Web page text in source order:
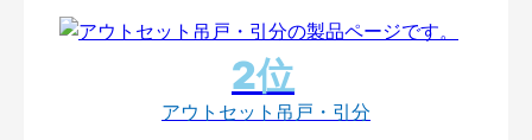
アウトセット吊戸・引分